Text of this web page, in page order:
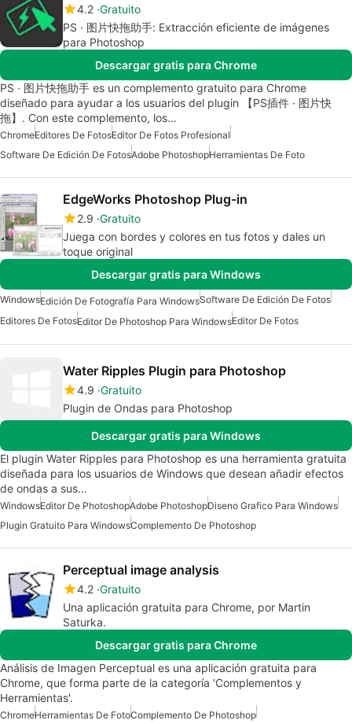
4.2 Gratuito
PS · 图片快拖助手: Extracción eficiente de imágenes
para Photoshop
Descargar gratis para Chrome
PS · 图片快拖助手 es un complemento gratuito para Chrome
diseñado para ayudar a los usuarios del plugin 【PS插件 · 图片快
拖】. Con este complemento, los…
ChromeEditores De FotosEditor De Fotos Profesional
Software De Edición De FotosAdobe PhotoshopHerramientas De Foto
EdgeWorks Photoshop Plug-in
2.9 Gratuito
Juega con bordes y colores en tus fotos y dales un
toque original
Descargar gratis para Windows
WindowsEdición De Fotografía Para WindowsSoftware De Edición De Fotos
Editores De FotosEditor De Photoshop Para WindowsEditor De Fotos
Water Ripples Plugin para Photoshop
4.9 Gratuito
Plugin de Ondas para Photoshop
Descargar gratis para Windows
El plugin Water Ripples para Photoshop es una herramienta gratuita
diseñada para los usuarios de Windows que desean añadir efectos
de ondas a sus…
WindowsEditor De PhotoshopAdobe PhotoshopDiseno Grafico Para Windows
Plugin Gratuito Para WindowsComplemento De Photoshop
Perceptual image analysis
4.2 Gratuito
Una aplicación gratuita para Chrome, por Martin
Saturka.
Descargar gratis para Chrome
Análisis de Imagen Perceptual es una aplicación gratuita para
Chrome, que forma parte de la categoría 'Complementos y
Herramientas'.
ChromeHerramientas De FotoComplemento De Photoshop